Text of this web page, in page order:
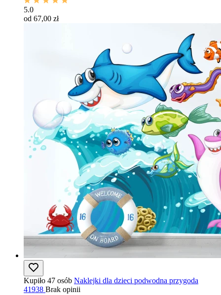
5.0
od 67,00 zł
Kupiło 47 osób Naklejki dla dzieci podwodna przygoda
41938 Brak opinii